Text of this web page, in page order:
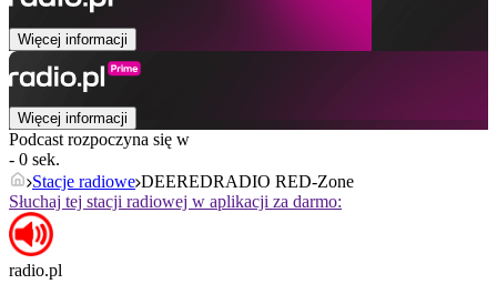
Więcej informacji
Więcej informacji
Podcast rozpoczyna się w
- 0 sek.
Stacje radiowe DEEREDRADIO RED-Zone
Słuchaj tej stacji radiowej w aplikacji za darmo:
radio.pl